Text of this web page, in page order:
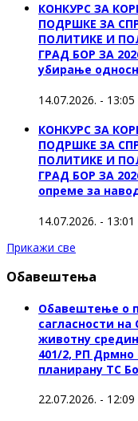
КОНКУРС ЗА
ПОДРШКЕ ЗА
ПОЛИТИКЕ И
ГРАД БОР ЗА
убирање
14.07.2026. - 13:05
КОНКУРС ЗА
ПОДРШКЕ ЗА
ПОЛИТИКЕ И
ГРАД БОР ЗА
опреме за
14.07.2026. - 13:01
Прикажи све
Обавештења
Обавештење о
сагласности на
животну
401/2, РП
планирану ТС
22.07.2026. - 12:09